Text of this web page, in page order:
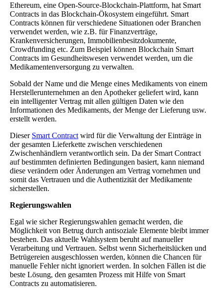
Ethereum, eine Open-Source-Blockchain-Plattform, hat Smart
Contracts in das Blockchain-Ökosystem eingeführt. Smart
Contracts können für verschiedene Situationen oder Branchen
verwendet werden, wie z.B. für Finanzverträge,
Krankenversicherungen, Immobilienbesitzdokumente,
Crowdfunding etc. Zum Beispiel können Blockchain Smart
Contracts im Gesundheitswesen verwendet werden, um die
Medikamentenversorgung zu verwalten.
Sobald der Name und die Menge eines Medikaments von einem
Herstellerunternehmen an den Apotheker geliefert wird, kann
ein intelligenter Vertrag mit allen gültigen Daten wie den
Informationen des Medikaments, der Menge der Lieferung usw.
erstellt werden.
Dieser Smart Contract wird für die Verwaltung der Einträge in
der gesamten Lieferkette zwischen verschiedenen
Zwischenhändlern verantwortlich sein. Da der Smart Contract
auf bestimmten definierten Bedingungen basiert, kann niemand
diese verändern oder Änderungen am Vertrag vornehmen und
somit das Vertrauen und die Authentizität der Medikamente
sicherstellen.
Regierungswahlen
Egal wie sicher Regierungswahlen gemacht werden, die
Möglichkeit von Betrug durch antisoziale Elemente bleibt immer
bestehen. Das aktuelle Wahlsystem beruht auf manueller
Verarbeitung und Vertrauen. Selbst wenn Sicherheitslücken und
Betrügereien ausgeschlossen werden, können die Chancen für
manuelle Fehler nicht ignoriert werden. In solchen Fällen ist die
beste Lösung, den gesamten Prozess mit Hilfe von Smart
Contracts zu automatisieren.